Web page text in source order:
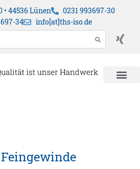
• 44536 Lünen
0231 993697-30
34
info[at]ths-iso.de
Feingewinde